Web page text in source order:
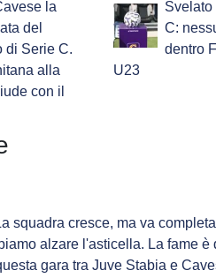
la
del
di Serie C.
alla
con il
Svelato
C:
dentro
U23
squadra cresce, ma va
alzare l'asticella. La fame è di
gara tra Juve Stabia e Cavese possa essere